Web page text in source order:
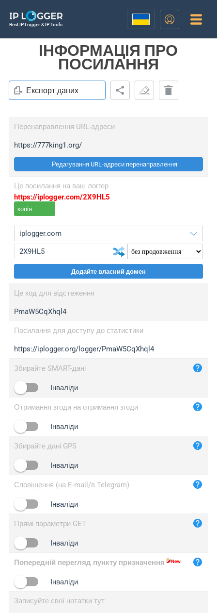
Best IP Logger & IP Tools
ІНФОРМАЦІЯ ПРО
ПОСИЛАННЯ
Експорт даних
Перенаправлення URL-адреси
https://777king1.org/
Редагування URL-адреси перенаправлення
Це посилання на ваш логгер
https://iplogger.com/2X9HL5
копія
wl.gl
ed.tc
iplogger.com
maper.info
2no.co
yip.su
iplogger.info
Додайте власний домен
Це код для відстеження
PmaW5CqXhql4
Посилання для доступу до статистики
https://iplogger.org/logger/PmaW5CqXhql4
Збирайте SMART-дані
Інваліди
Отримання згоди на отримання згоди
Інваліди
Збирайте дані GPS
Інваліди
Сповіщення (на E-mail/в Telegram)
Інваліди
Прямі параметри GET
Інваліди
Попередній перегляд пункту призначення
Інваліди
Записуйте свої нотатки тут